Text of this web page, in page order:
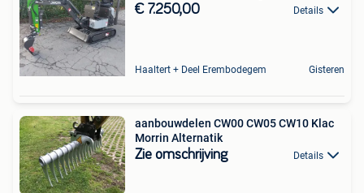
€ 7.250,00 Details
Haaltert + Deel Erembodegem Gisteren
aanbouwdelen CW00 CW05 CW10 Klac
Morrin Alternatik
Zie omschrijving Details